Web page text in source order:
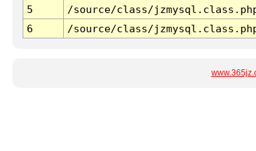
5
/source/class/
6
/source/class/